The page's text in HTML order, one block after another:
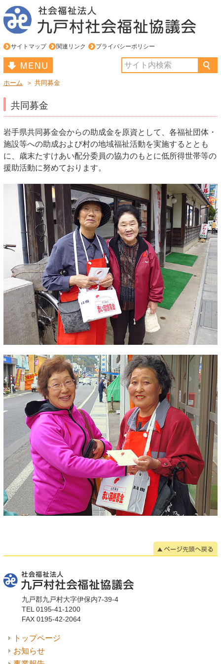
プライバシーポリシー
関連リンク
サイトマップ
トップページ
お知らせ
社協のサービス
相談・住民支援
ホーム ＞ 共同募金
共同募金
岩手県共同募金会からの助成金を原資として、各福祉団体・
施設等への助成および村の地域福祉活動を実施するととも
に、歳末たすけあい配分委員の協力のもとに低所得世帯等の
援助活動に努めております。
九戸郡九戸村大字伊保内7-39-4
TEL 0195-41-1200
FAX 0195-42-2064
トップページ
お知らせ